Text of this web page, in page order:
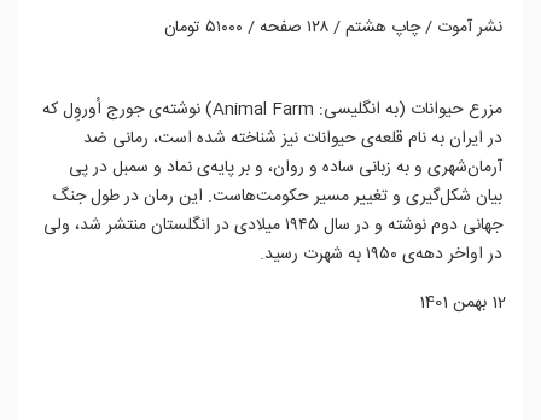
نشر آموت / چاپ هشتم / ۱۲۸ صفحه / ۵۱۰۰۰ تومان
مزرع حیوانات (به انگلیسی: Animal Farm) نوشته‌ی جورج اُوروِل که
در ایران به نام قلعه‌ی حیوانات نیز شناخته شده‌ است، رمانی ضد
آرمان‌شهری و به زبانی ساده و روان، و بر پایه­‌ی نماد و سمبل در پی
بیان شکل‌گیری و تغییر مسیر حکومت‌ها­ست. این رمان در طول جنگ
جهانی دوم نوشته و در سال ۱۹۴۵ میلادی در انگلستان منتشر شد، ولی
در اواخر دهه‌ی ۱۹۵۰‌ به شهرت رسید.
12 بهمن 1401